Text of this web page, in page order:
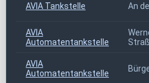
AVIA Tankstelle An
AVIA
Automatentankstelle
AVIA
Automatentankstelle